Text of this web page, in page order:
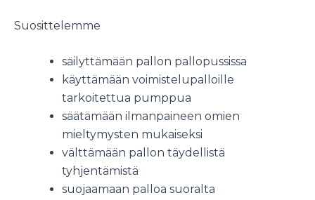
Suosittelemme
säilyttämään pallon pallopussissa
käyttämään voimistelupalloille
tarkoitettua pumppua
säätämään ilmanpaineen omien
mieltymysten mukaiseksi
välttämään pallon täydellistä
tyhjentämistä
suojaamaan palloa suoralta